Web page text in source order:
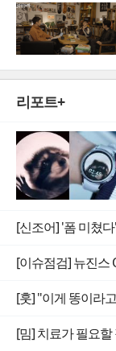
리포트+
[신조어] '폼 미쳤
[밈] 치료가 필요